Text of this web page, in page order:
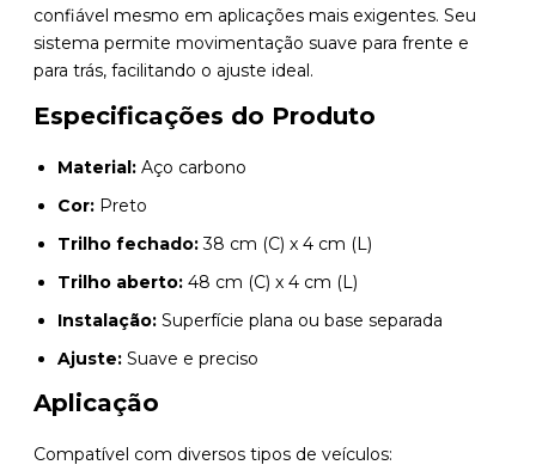
confiável mesmo em aplicações mais exigentes. Seu
sistema permite movimentação suave para frente e
para trás, facilitando o ajuste ideal.
Especificações do Produto
Material:Aço carbono
Cor:Preto
Trilho fechado:38 cm (C) x 4 cm (L)
Trilho aberto:48 cm (C) x 4 cm (L)
Instalação:Superfície plana ou base separada
Ajuste:Suave e preciso
Aplicação
Compatível com diversos tipos de veículos: